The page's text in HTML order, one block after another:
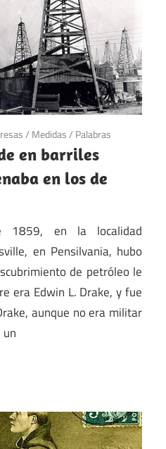
/ Medidas/ Palabras
en barriles
en los de
en la localidad
en Pensilvania, hubo
de petróleo le
era Edwin L. Drake, y fue
aunque no era militar